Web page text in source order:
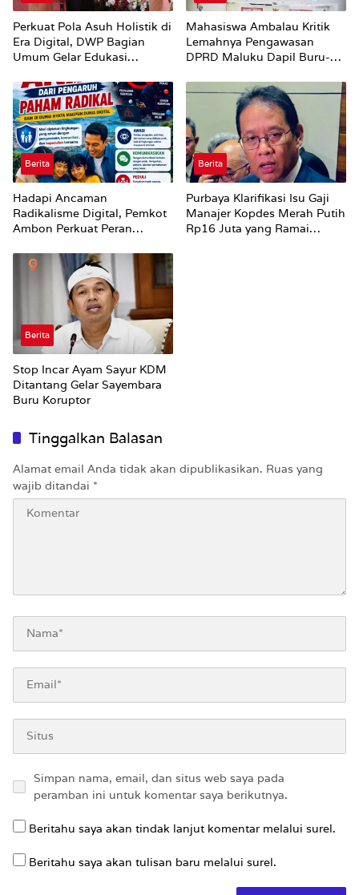
Perkuat Pola Asuh Holistik di
Era Digital, DWP Bagian
Umum Gelar Edukasi
Mahasiswa Ambalau Kritik
Lemahnya Pengawasan
DPRD Maluku Dapil Buru-
Perubahan Status Jalan
Berita
Hadapi Ancaman
Radikalisme Digital, Pemkot
Ambon Perkuat Peran
Berita
Purbaya Klarifikasi Isu Gaji
Manajer Kopdes Merah Putih
Rp16 Juta yang Ramai
Berita
Stop Incar Ayam Sayur KDM
Ditantang Gelar Sayembara
Buru Koruptor
Tinggalkan Balasan
Alamat email Anda tidak akan dipublikasikan. Ruas yang
wajib ditandai *
Simpan nama, email, dan situs web saya pada
peramban ini untuk komentar saya berikutnya.
Beritahu saya akan tindak lanjut komentar melalui surel.
Beritahu saya akan tulisan baru melalui surel.